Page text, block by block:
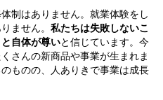
制はありません。就業体験をし
ません。 私たちは失敗しないこ
自体が尊いと信じています。今
さんの新商品や事業が生まれま
ものの、人ありきで事業は成長